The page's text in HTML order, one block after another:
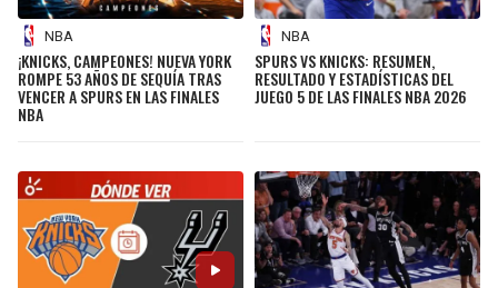
NBA
¡KNICKS, CAMPEONES! NUEVA YORK
ROMPE 53 AÑOS DE SEQUÍA TRAS
VENCER A SPURS EN LAS FINALES
NBA
NBA
SPURS VS KNICKS: RESUMEN,
RESULTADO Y ESTADÍSTICAS DEL
JUEGO 5 DE LAS FINALES NBA 2026